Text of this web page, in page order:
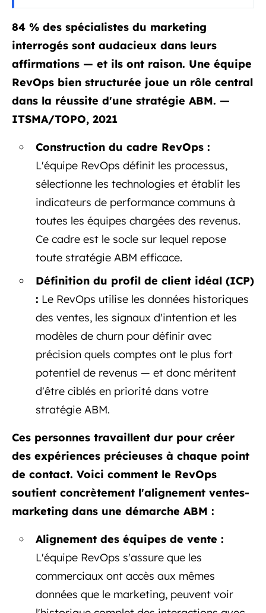
84 % des spécialistes du marketing
interrogés sont audacieux dans leurs
affirmations — et ils ont raison. Une équipe
RevOps bien structurée joue un rôle central
dans la réussite d'une stratégie ABM. —
ITSMA/TOPO, 2021
Construction du cadre RevOps :
L'équipe RevOps définit les processus,
sélectionne les technologies et établit les
indicateurs de performance communs à
toutes les équipes chargées des revenus.
Ce cadre est le socle sur lequel repose
toute stratégie ABM efficace.
Définition du profil de client idéal (ICP)
: Le RevOps utilise les données historiques
des ventes, les signaux d'intention et les
modèles de churn pour définir avec
précision quels comptes ont le plus fort
potentiel de revenus — et donc méritent
d'être ciblés en priorité dans votre
stratégie ABM.
Ces personnes travaillent dur pour créer
des expériences précieuses à chaque point
de contact. Voici comment le RevOps
soutient concrètement l'alignement ventes-
marketing dans une démarche ABM :
Alignement des équipes de vente :
L'équipe RevOps s'assure que les
commerciaux ont accès aux mêmes
données que le marketing, peuvent voir